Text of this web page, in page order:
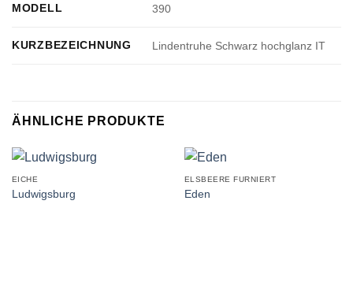
MODELL 390
KURZBEZEICHNUNG Lindentruhe Schwarz hochglanz IT
ÄHNLICHE PRODUKTE
EICHE
Ludwigsburg
ELSBEERE FURNIERT
Eden